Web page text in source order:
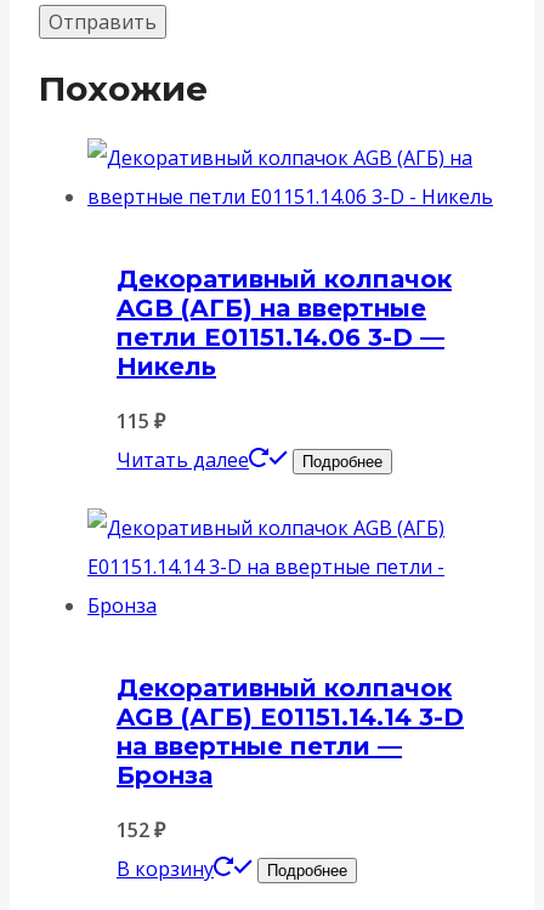
Похожие
Декоративный колпачок
AGB (АГБ) на ввертные
петли E01151.14.06 3-D —
Никель
115 ₽
Читать далее
Подробнее
Декоративный колпачок
AGB (АГБ) E01151.14.14 3-D
на ввертные петли —
Бронза
152₽
В корзину
Подробнее